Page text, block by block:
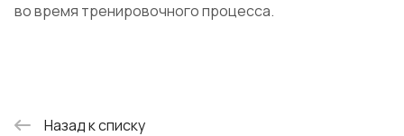
во время тренировочного процесса.
Назад к списку